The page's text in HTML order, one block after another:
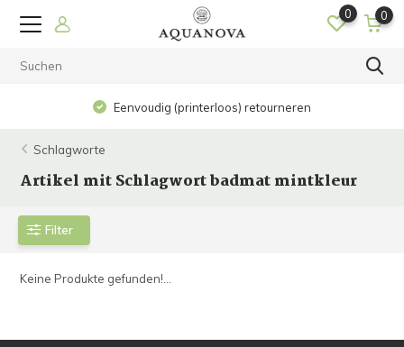
0 0
Eenvoudig (printerloos) retourneren
Schlagworte
Artikel mit Schlagwort badmat mintkleur
Filter
Keine Produkte gefunden!...